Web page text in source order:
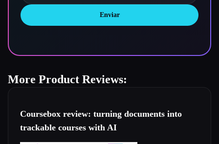
Enviar
More Product Reviews:
Coursebox review: turning documents into
trackable courses with AI